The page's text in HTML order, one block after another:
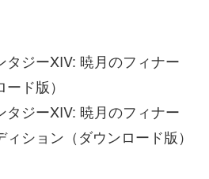
タジーXIV: 暁月のフィナー
ド版）
タジーXIV: 暁月のフィナー
ション（ダウンロード版）